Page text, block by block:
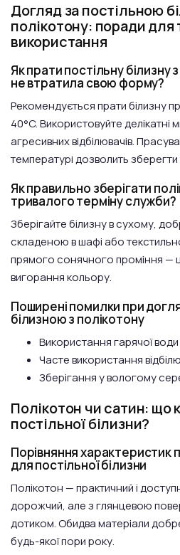
Догляд за постільною
полікотону: поради для
використання
Як прати постільну білизну
не втратила свою форму?
Рекомендується прати білизну
40°C. Використовуйте делікатні
агресивних відбілювачів.
температурі дозволить
Як правильно зберігати
тривалого терміну служби?
Зберігайте білизну в сухому,
складеною в шафі або
прямого сонячного проміння —
вигорання кольору.
Поширені помилки при
білизною з полікотону
Використання гарячої води
Часте використання
Зберігання у вологому
Полікотон чи сатин: що
постільної білизни?
Порівняння характеристик
для постільної білизни
Полікотон — практичний і
дорожчий, але з глянцевою
дотиком. Обидва матеріали
будь-якої пори року.